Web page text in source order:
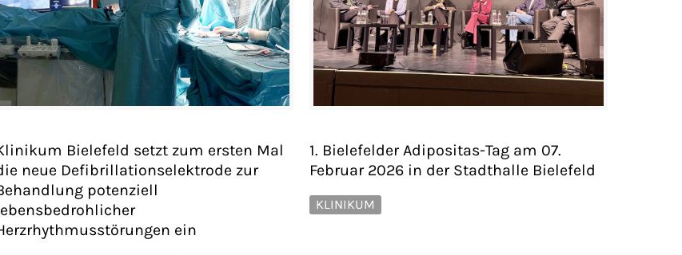
Bielefeld setzt zum ersten Mal
neue Defibrillationselektrode zur
potenziell
ein
1. Bielefelder Adipositas-Tag am 07.
Februar 2026 in der Stadthalle Bielefeld
KLINIKUM